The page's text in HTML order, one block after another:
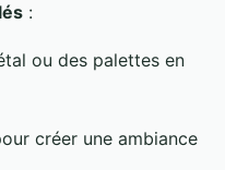
:
ou des palettes en
créer une ambiance